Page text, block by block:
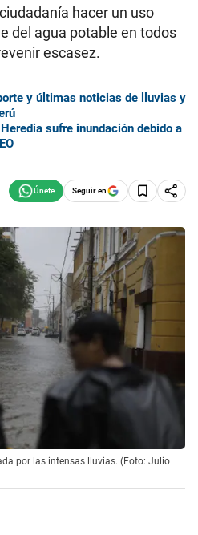
hacer un uso
del agua potable en todos
escasez.
y últimas noticias de lluvias y
sufre inundación debido a
Seguir en
por las intensas lluvias. (Foto: Julio